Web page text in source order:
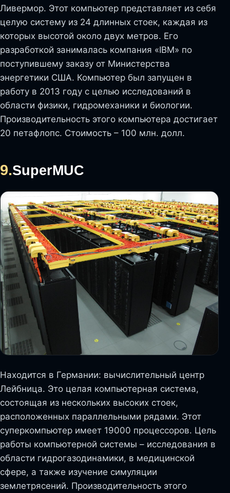
Ливермор. Этот компьютер представляет из себя
целую систему из 24 длинных стоек, каждая из
которых высотой около двух метров. Его
разработкой занималась компания «IBM» по
поступившему заказу от Министерства
энергетики США. Компьютер был запущен в
работу в 2013 году с целью исследований в
области физики, гидромеханики и биологии.
Производительность этого компьютера достигает
20 петафлопс. Стоимость – 100 млн. долл.
9.SuperMUC
Находится в Германии: вычислительный центр
Лейбница. Это целая компьютерная система,
состоящая из нескольких высоких стоек,
расположенных параллельными рядами. Этот
суперкомпьютер имеет 19000 процессоров. Цель
работы компьютерной системы – исследования в
области гидрогазодинамики, в медицинской
сфере, а также изучение симуляции
землетрясений. Производительность этого